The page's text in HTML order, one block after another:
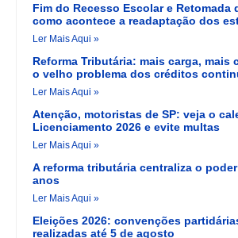
Fim do Recesso Escolar e Retomada
como acontece a readaptação dos
Ler Mais Aqui »
Reforma Tributária: mais carga, mais
o velho problema dos créditos
Ler Mais Aqui »
Atenção, motoristas de SP: veja o
Licenciamento 2026 e evite multas
Ler Mais Aqui »
A reforma tributária centraliza o
anos
Ler Mais Aqui »
Eleições 2026: convenções
realizadas até 5 de agosto